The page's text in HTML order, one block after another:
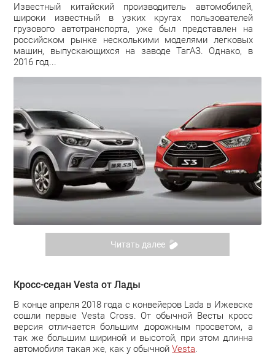
Известный китайский производитель автомобилей,
широки известный в узких кругах пользователей
грузового автотранспорта, уже был представлен на
российском рынке несколькими моделями легковых
машин, выпускающихся на заводе ТагАЗ. Однако, в
2016 год...
Читать далее
Кросс-седан Vesta от Лады
В конце апреля 2018 года с конвейеров Lada в Ижевске
сошли первые Vesta Cross. От обычной Весты кросс
версия отличается большим дорожным просветом, а
так же большим шириной и высотой, при этом длинна
автомобиля такая же, как у обычнойVesta.